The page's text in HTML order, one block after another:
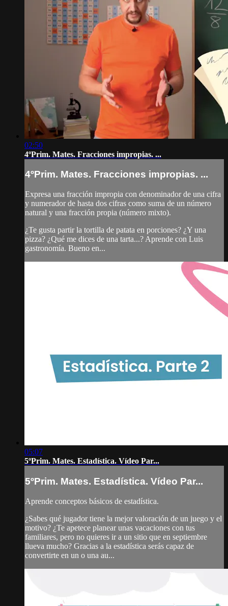
02:50
4ºPrim. Mates. Fracciones impropias. ...
4ºPrim. Mates. Fracciones impropias. ...
Expresa una fracción impropia con denominador de una cifra
y numerador de hasta dos cifras como suma de un número
natural y una fracción propia (número mixto).
¿Te gusta partir la tortilla de patata en porciones? ¿Y una
pizza? ¿Qué me dices de una tarta...? Aprende con Luis
gastronomía. Bueno en...
05:07
5ºPrim. Mates. Estadística. Vídeo Par...
5ºPrim. Mates. Estadística. Vídeo Par...
Aprende conceptos básicos de estadística.
¿Sabes qué jugador tiene la mejor valoración de un juego y el
motivo? ¿Te apetece planear unas vacaciones con tus
familiares, pero no quieres ir a un sitio que en septiembre
llueva mucho? Gracias a la estadística serás capaz de
convertirte en un o una au...